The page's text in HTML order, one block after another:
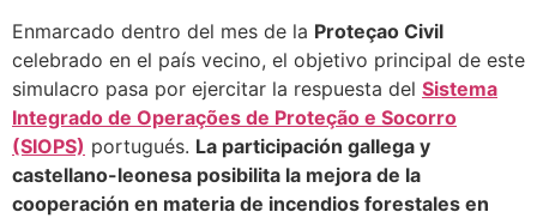
Enmarcado dentro del mes de la Proteçao Civil
celebrado en el país vecino, el objetivo principal de este
simulacro pasa por ejercitar la respuesta del Sistema
Integrado de Operações de Proteção e Socorro
(SIOPS) portugués. La participación gallega y
castellano-leonesa posibilita la mejora de la
cooperación en materia de incendios forestales en